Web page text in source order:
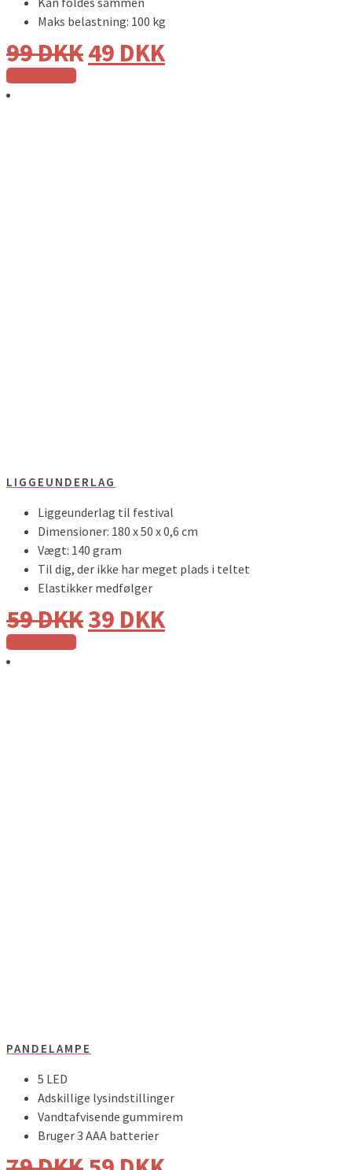
Maks belastning: 100 kg
99DKK49 DKK
Tilføj til kurv
LIGGEUNDERLAG
Liggeunderlag til festival
Dimensioner: 180 x 50 x 0,6 cm
Vægt: 140 gram
Til dig, der ikke har meget plads i teltet
Elastikker medfølger
59DKK39 DKK
Tilføj til kurv
PANDELAMPE
5 LED
Adskillige lysindstillinger
Vandtafvisende gummirem
Bruger 3 AAA batterier